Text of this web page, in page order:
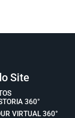
Site
360°
VIRTUAL 360°